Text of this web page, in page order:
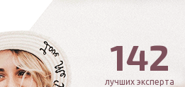
142
лучших эксперта